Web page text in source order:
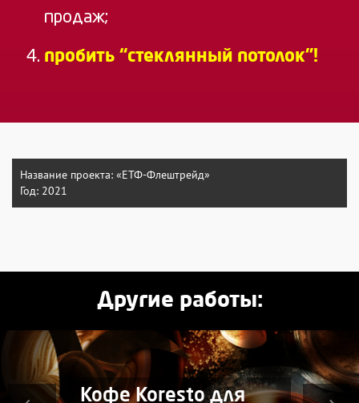
продаж;
пробить “стеклянный потолок”!
Название проекта: «ЕТФ-Флештрейд»
Год: 2021
Другие работы:
Кофе Koresto для